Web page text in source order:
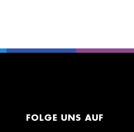
FOLGE UNS AUF